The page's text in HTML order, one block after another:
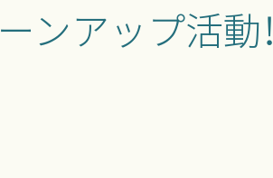
ンアップ活動！